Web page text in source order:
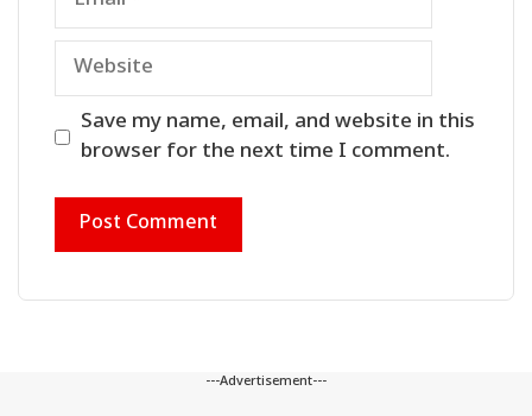
Website
Save my name, email, and website in this
browser for the next time I comment.
---Advertisement---